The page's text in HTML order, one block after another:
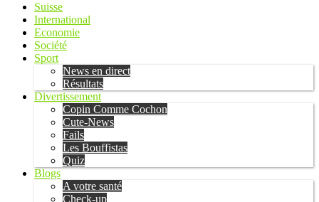
Suisse
International
Economie
Société
Sport
News en direct
Résultats
Divertissement
Copin Comme Cochon
Cute-News
Fails
Les Bouffistas
Quiz
Blogs
A votre santé
Check-up